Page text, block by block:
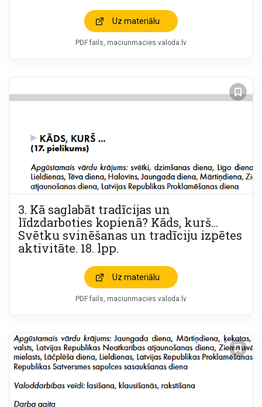
Uz materiālu
PDF fails maciunmacies.valoda.lv
3. Kā saglabāt tradīcijas un
līdzdarboties kopienā? Kāds, kurš…
Svētku svinēšanas un tradīciju izpētes
aktivitāte. 18. lpp.
Uz materiālu
PDF fails maciunmacies.valoda.lv